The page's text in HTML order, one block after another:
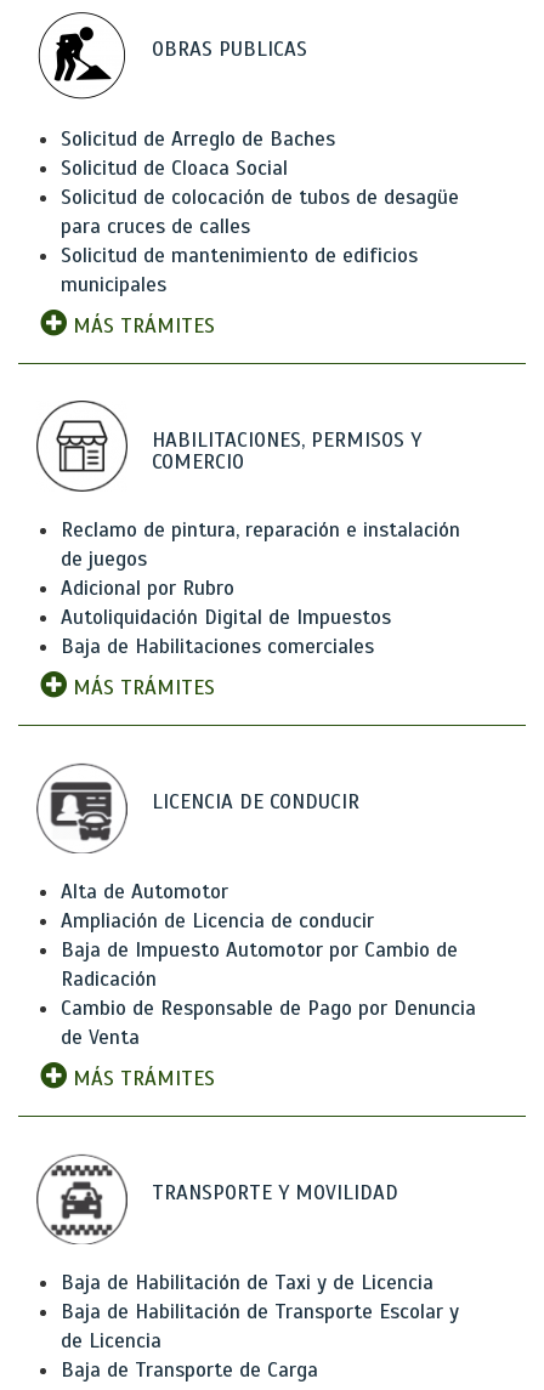
OBRAS PUBLICAS
Solicitud de Arreglo de Baches
Solicitud de Cloaca Social
Solicitud de colocación de tubos de desagüe
para cruces de calles
Solicitud de mantenimiento de edificios
municipales
MÁS TRÁMITES
HABILITACIONES, PERMISOS Y
COMERCIO
Reclamo de pintura, reparación e instalación
de juegos
Adicional por Rubro
Autoliquidación Digital de Impuestos
Baja de Habilitaciones comerciales
MÁS TRÁMITES
LICENCIA DE CONDUCIR
Alta de Automotor
Ampliación de Licencia de conducir
Baja de Impuesto Automotor por Cambio de
Radicación
Cambio de Responsable de Pago por Denuncia
de Venta
MÁS TRÁMITES
TRANSPORTE Y MOVILIDAD
Baja de Habilitación de Taxi y de Licencia
Baja de Habilitación de Transporte Escolar y
de Licencia
Baja de Transporte de Carga